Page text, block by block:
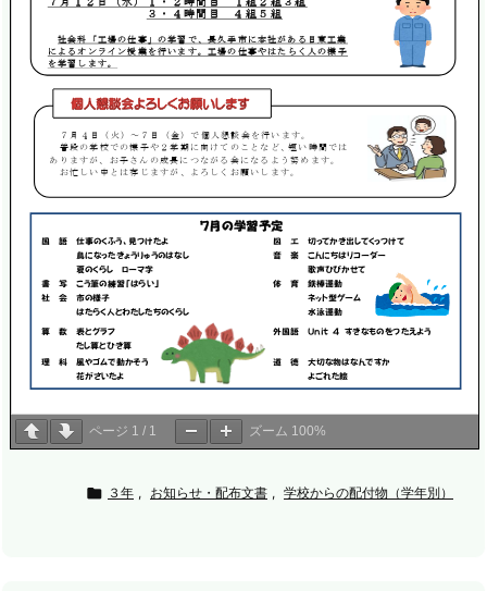
ページ 1 / 1 ズーム 100%
 ３年 , お知らせ・配布文書 , 学校からの配付物（学年別）